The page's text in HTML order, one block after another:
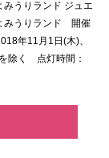
うりランド ジュエ
みうりランド 開催
年11月1日(木)、
除く 点灯時間：